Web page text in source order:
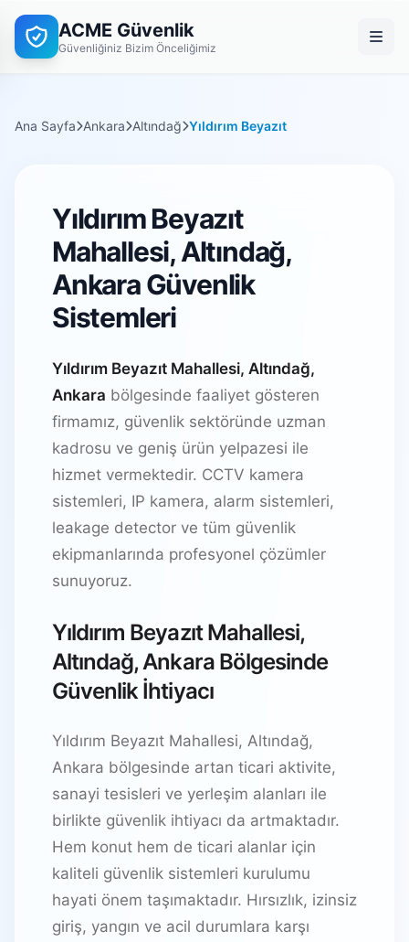
ACME Güvenlik
Güvenliğiniz Bizim Önceliğimiz
Ana Sayfa Ankara Altındağ Yıldırım Beyazıt
Yıldırım Beyazıt
Mahallesi, Altındağ,
Ankara Güvenlik
Sistemleri
Yıldırım Beyazıt Mahallesi, Altındağ,
Ankara bölgesinde faaliyet gösteren
firmamız, güvenlik sektöründe uzman
kadrosu ve geniş ürün yelpazesi ile
hizmet vermektedir. CCTV kamera
sistemleri, IP kamera, alarm sistemleri,
leakage detector ve tüm güvenlik
ekipmanlarında profesyonel çözümler
sunuyoruz.
Yıldırım Beyazıt Mahallesi,
Altındağ, Ankara Bölgesinde
Güvenlik İhtiyacı
Yıldırım Beyazıt Mahallesi, Altındağ,
Ankara bölgesinde artan ticari aktivite,
sanayi tesisleri ve yerleşim alanları ile
birlikte güvenlik ihtiyacı da artmaktadır.
Hem konut hem de ticari alanlar için
kaliteli güvenlik sistemleri kurulumu
hayati önem taşımaktadır. Hırsızlık, izinsiz
giriş, yangın ve acil durumlara karşı